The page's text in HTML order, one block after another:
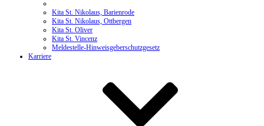
Kita St. Nikolaus, Barienrode
Kita St. Nikolaus, Ottbergen
Kita St. Oliver
Kita St. Vincenz
Meldestelle-Hinweisgeberschutzgesetz
Karriere